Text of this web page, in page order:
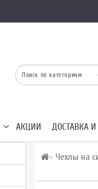
АКЦИИ ДОСТАВКА И
Чехлы на